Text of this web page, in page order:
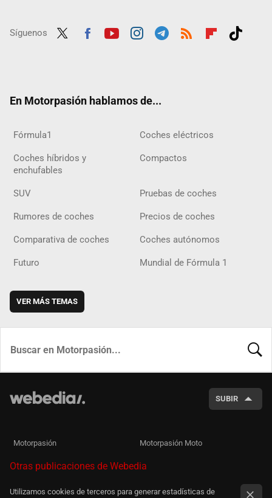
Síguenos
En Motorpasión hablamos de...
Fórmula1 Coches eléctricos
Coches híbridos y
enchufables
Compactos
SUV Pruebas de coches
Rumores de coches Precios de coches
Comparativa de coches Coches autónomos
Futuro Mundial de Fórmula 1
VER MÁS TEMAS
SUBIR
Motorpasión Motorpasión Moto
Otras publicaciones de Webedia
Utilizamos cookies de terceros para generar estadísticas de